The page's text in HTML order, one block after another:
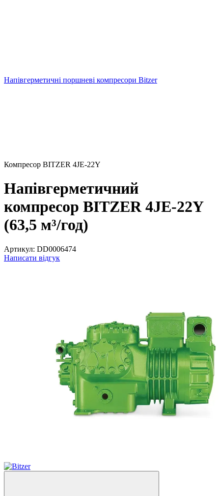
Напівгерметичні поршневі компресори Bitzer
Компресор BITZER 4JE-22Y
Напівгерметичний
компресор BITZER 4JE-22Y
(63,5 м³/год)
Артикул: DD0006474
Написати відгук